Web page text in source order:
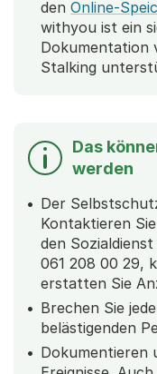
den Online-
withyou ist ein
Dokumentation
Stalking
Das
werden
Der
Kontaktieren
den
061 208 00 29,
erstatten Sie
Brechen Sie
belästigenden
Dokumentieren